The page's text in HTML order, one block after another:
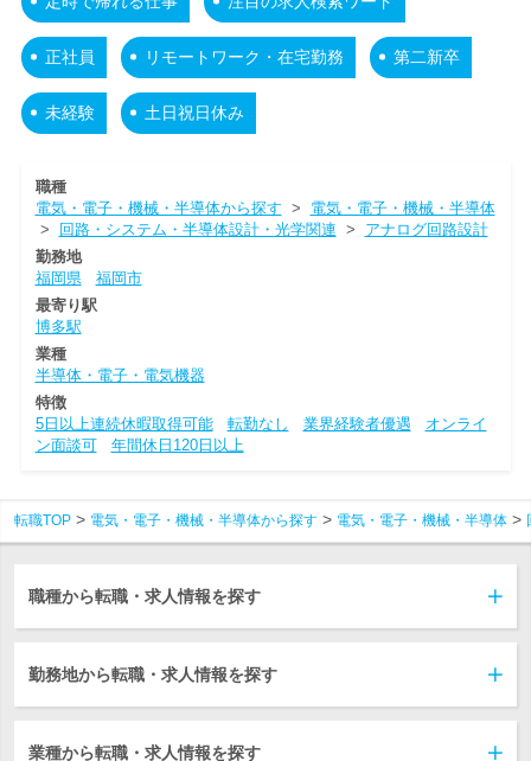
正社員 リモートワーク・在宅勤務 第二新卒
未経験 土日祝日休み
職種
電気・電子・機械・半導体から探す > 電気・電子・機械・半導体
> 回路・システム・半導体設計・光学関連 > アナログ回路設計
勤務地
福岡県
福岡市
最寄り駅
博多駅
業種
半導体・電子・電気機器
特徴
5日以上連続休暇取得可能
転勤なし 業界経験者優遇
オンライ
ン面談可
年間休日120日以上
転職TOP 電気・電子・機械・半導体から探す 電気・電子・機械・半導体
職種から転職・求人情報を探す
勤務地から転職・求人情報を探す
業種から転職・求人情報を探す